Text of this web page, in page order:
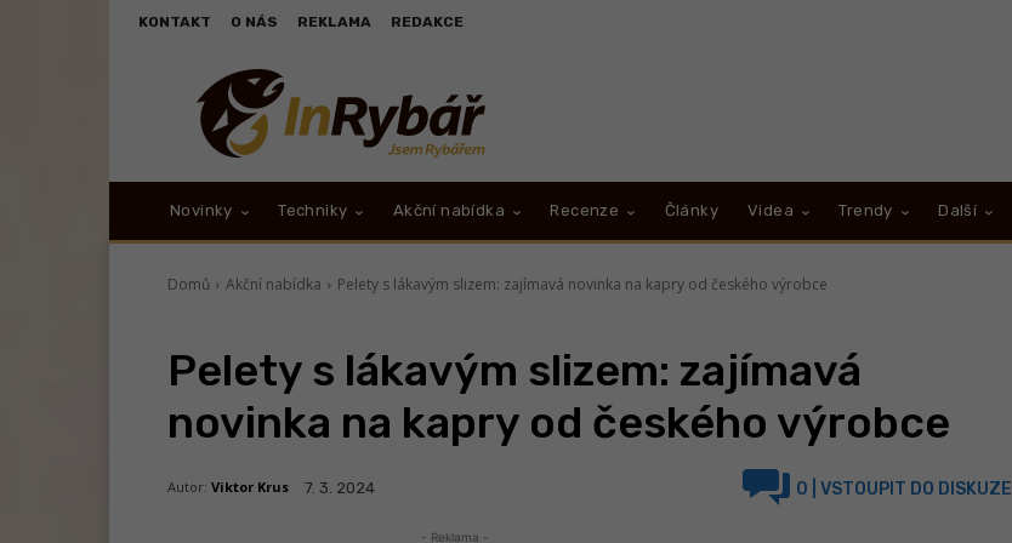
KONTAKT O NÁS REKLAMA REDAKCE
Novinky Techniky Akční nabídka Recenze Články Videa Trendy Další
Domů Akční nabídka Pelety s lákavým slizem: zajímavá novinka na kapry od českého výrobce
Pelety s lákavým slizem: zajímavá
novinka na kapry od českého výrobce
Autor: Viktor Krus 7. 3. 2024 0 | VSTOUPIT DO DISKUZE
- Reklama -